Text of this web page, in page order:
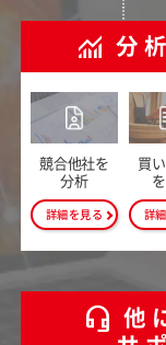
monitoring 分析
競合他社を
分析
詳細を見る
買
詳
headset_mic 他